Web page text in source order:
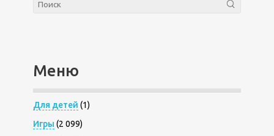
Меню
Для детей (1)
Игры (2 099)